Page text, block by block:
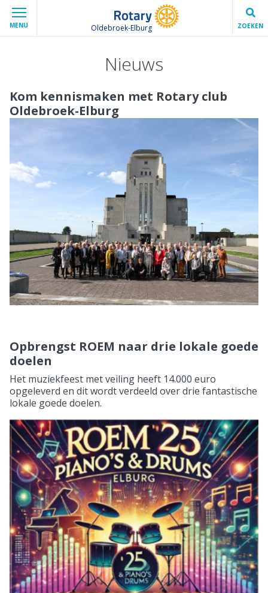
MENU Oldebroek-Elburg ZOEKEN
Nieuws
Kom kennismaken met Rotary club
Oldebroek-Elburg
Opbrengst ROEM naar drie lokale goede
doelen
Het muziekfeest met veiling heeft 14.000 euro
opgeleverd en dit wordt verdeeld over drie fantastische
lokale goede doelen.